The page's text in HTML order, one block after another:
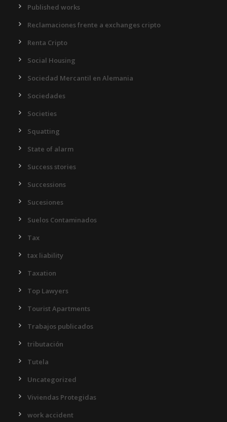
Published works
Reclamaciones frente a exchanges cripto
Renta Cripto
Social Housing
Sociedad Mercantil en Alemania
Sociedades
Societies
Squatting
State of alarm
Success stories
Successions
Sucesiones
Suelos Contaminados
Tax
tax liability
Taxation
Top Lawyers
Tourist Apartments
Trabajos publicados
tributación
Tutela
Uncategorized
Viviendas Protegidas
work accident